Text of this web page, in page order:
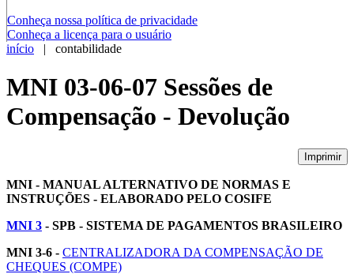
Conheça nossa política de privacidade
Conheça a licença para o usuário
início | contabilidade
MNI 03-06-07 Sessões de
Compensação - Devolução
Imprimir
MNI - MANUAL ALTERNATIVO DE NORMAS E
INSTRUÇÕES - ELABORADO PELO COSIFE
MNI 3 - SPB - SISTEMA DE PAGAMENTOS BRASILEIRO
MNI 3-6 - CENTRALIZADORA DA COMPENSAÇÃO DE
CHEQUES (COMPE)